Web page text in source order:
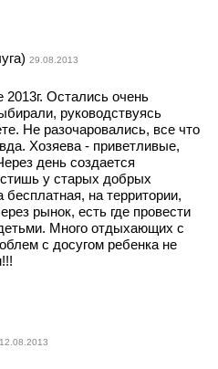
29.08.2013
Остались очень
руководствуясь
Не разочаровались, все что
Хозяева - приветливые,
день создается
у старых добрых
на территории,
рынок, есть где провести
Много отдыхающих с
с досугом ребенка не
12.08.2013